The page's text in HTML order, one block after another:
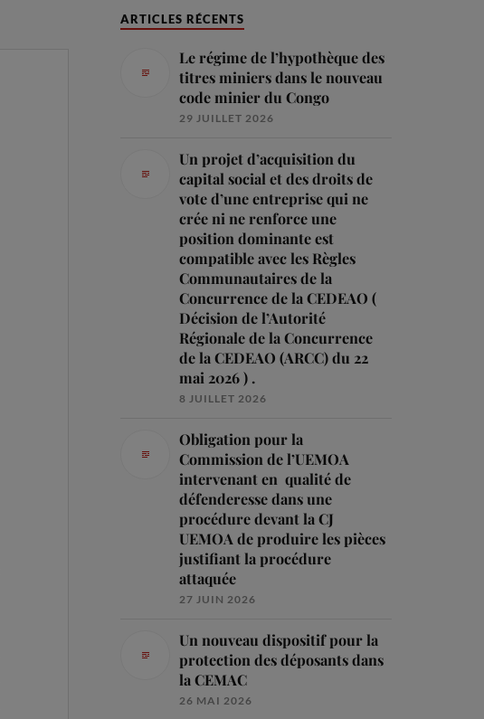
ARTICLES RÉCENTS
Le régime de l’hypothèque des
titres miniers dans le nouveau
code minier du Congo
29 JUILLET 2026
Un projet d’acquisition du
capital social et des droits de
vote d’une entreprise qui ne
crée ni ne renforce une
position dominante est
compatible avec les Règles
Communautaires de la
Concurrence de la CEDEAO (
Décision de l’Autorité
Régionale de la Concurrence
de la CEDEAO (ARCC) du 22
mai 2026 ) .
8 JUILLET 2026
Obligation pour la
Commission de l’UEMOA
intervenant en qualité de
défenderesse dans une
procédure devant la CJ
UEMOA de produire les pièces
justifiant la procédure
attaquée
27 JUIN 2026
Un nouveau dispositif pour la
protection des déposants dans
la CEMAC
26 MAI 2026